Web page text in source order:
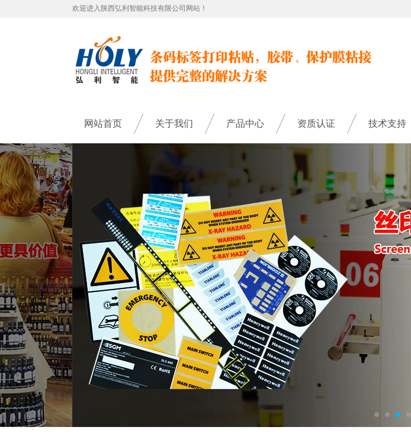
欢迎进入陕西弘利智能科技有限公司网站！
网站首页 关于我们 产品中心 资质认证 技术支持